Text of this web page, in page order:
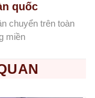
quốc
chuyển trên toàn
miền